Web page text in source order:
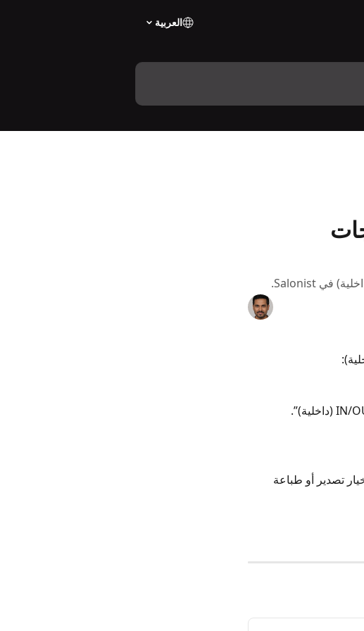
العربية
تصدير أو طباعة